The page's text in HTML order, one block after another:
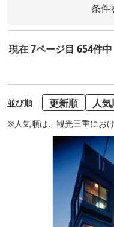
条件
現在 7ページ目 654件
並び順 更新順 人
※人気順は、観光三重にお